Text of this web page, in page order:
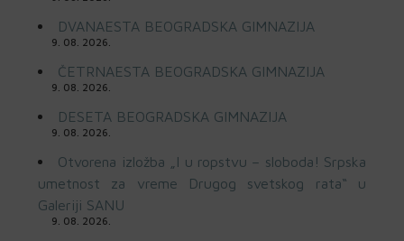
DVANAESTA BEOGRADSKA GIMNAZIJA
9. 08. 2026.
ČETRNAESTA BEOGRADSKA GIMNAZIJA
9. 08. 2026.
DESETA BEOGRADSKA GIMNAZIJA
9. 08. 2026.
Otvorena izložba „I u ropstvu – sloboda! Srpska
umetnost za vreme Drugog svetskog rata“ u
Galeriji SANU
9. 08. 2026.